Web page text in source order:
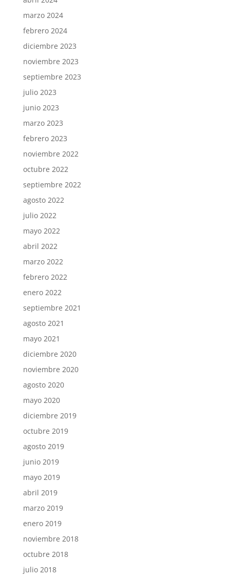
marzo 2024
febrero 2024
diciembre 2023
noviembre 2023
septiembre 2023
julio 2023
junio 2023
marzo 2023
febrero 2023
noviembre 2022
octubre 2022
septiembre 2022
agosto 2022
julio 2022
mayo 2022
abril 2022
marzo 2022
febrero 2022
enero 2022
septiembre 2021
agosto 2021
mayo 2021
diciembre 2020
noviembre 2020
agosto 2020
mayo 2020
diciembre 2019
octubre 2019
agosto 2019
junio 2019
mayo 2019
abril 2019
marzo 2019
enero 2019
noviembre 2018
octubre 2018
julio 2018